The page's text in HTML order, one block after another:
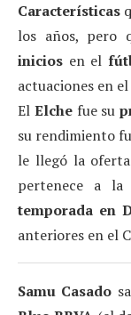
Características
los años, pero
inicios en el
actuaciones en
El Elchefue su
su rendimiento
le llegó la
pertenece a
temporada en
anteriores en el
Samu Casado